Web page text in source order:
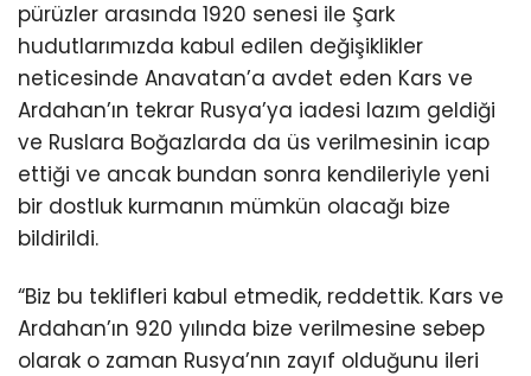
pürüzler arasında 1920 senesi ile Şark
hudutlarımızda kabul edilen değişiklikler
neticesinde Anavatan’a avdet eden Kars ve
Ardahan’ın tekrar Rusya’ya iadesi lazım geldiği
ve Ruslara Boğazlarda da üs verilmesinin icap
ettiği ve ancak bundan sonra kendileriyle yeni
bir dostluk kurmanın mümkün olacağı bize
bildirildi.
“Biz bu teklifleri kabul etmedik, reddettik. Kars ve
Ardahan’ın 920 yılında bize verilmesine sebep
olarak o zaman Rusya’nın zayıf olduğunu ileri